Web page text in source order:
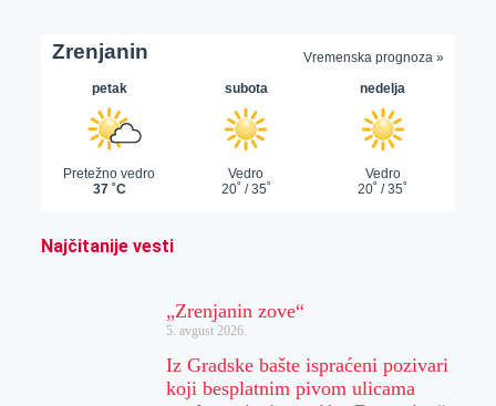
Najčitanije vesti
„Zrenjanin zove“
5. avgust 2026.
Iz Gradske bašte ispraćeni pozivari
koji besplatnim pivom ulicama